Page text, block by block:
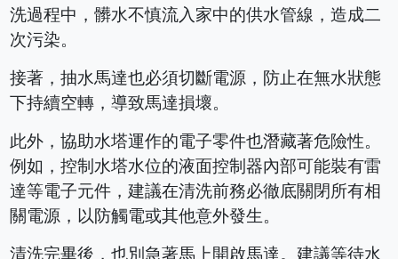
洗過程中，髒水不慎流入家中的供水管線，造成二
次污染。
接著，抽水馬達也必須切斷電源，防止在無水狀態
下持續空轉，導致馬達損壞。
此外，協助水塔運作的電子零件也潛藏著危險性。
例如，控制水塔水位的液面控制器內部可能裝有雷
達等電子元件，建議在清洗前務必徹底關閉所有相
關電源，以防觸電或其他意外發生。
清洗完畢後，也別急著馬上開啟馬達。建議等待水